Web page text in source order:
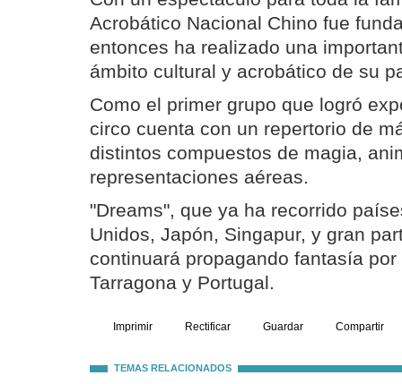
Acrobático Nacional Chino fue
entonces ha realizado una
ámbito cultural y acrobático de su
Como el primer grupo que logró
circo cuenta con un repertorio de
distintos compuestos de magia,
representaciones aéreas.
"Dreams", que ya ha recorrido
Unidos, Japón, Singapur, y gran
continuará propagando fantasía
Tarragona y Portugal.
Imprimir Rectificar Guardar Compartir
TEMAS RELACIONADOS